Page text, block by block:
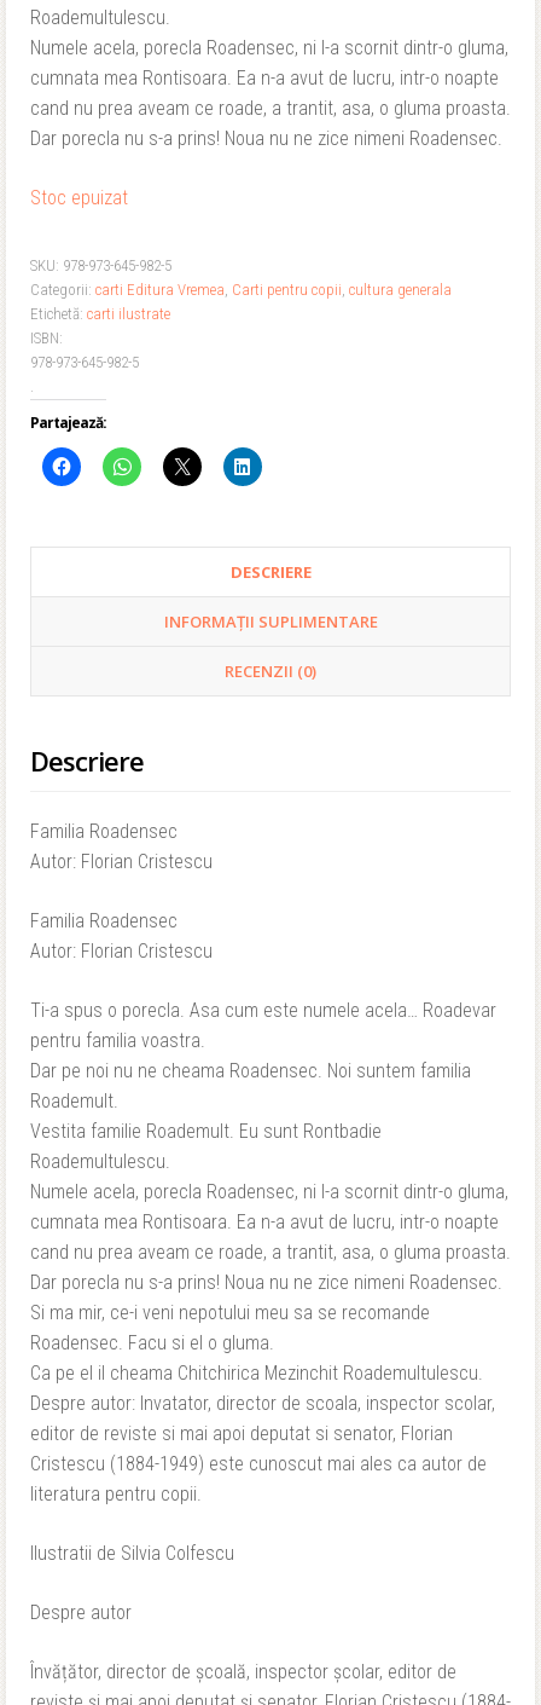
Roademultulescu.
Numele acela, porecla Roadensec, ni l-a scornit dintr-o gluma,
cumnata mea Rontisoara. Ea n-a avut de lucru, intr-o noapte
cand nu prea aveam ce roade, a trantit, asa, o gluma proasta.
Dar porecla nu s-a prins! Noua nu ne zice nimeni Roadensec.
Stoc epuizat
SKU: 978-973-645-982-5
Categorii: carti Editura Vremea Carti pentru copii cultura generala
Etichetă: carti ilustrate
ISBN:
978-973-645-982-5
Partajează:
DESCRIERE
INFORMAȚII SUPLIMENTARE
RECENZII (0)
Descriere
Familia Roadensec
Autor: Florian Cristescu
Familia Roadensec
Autor: Florian Cristescu
Ti-a spus o porecla. Asa cum este numele acela… Roadevar
pentru familia voastra.
Dar pe noi nu ne cheama Roadensec. Noi suntem familia
Roademult.
Vestita familie Roademult. Eu sunt Rontbadie
Roademultulescu.
Numele acela, porecla Roadensec, ni l-a scornit dintr-o gluma,
cumnata mea Rontisoara. Ea n-a avut de lucru, intr-o noapte
cand nu prea aveam ce roade, a trantit, asa, o gluma proasta.
Dar porecla nu s-a prins! Noua nu ne zice nimeni Roadensec.
Si ma mir, ce-i veni nepotului meu sa se recomande
Roadensec. Facu si el o gluma.
Ca pe el il cheama Chitchirica Mezinchit Roademultulescu.
Despre autor: Invatator, director de scoala, inspector scolar,
editor de reviste si mai apoi deputat si senator, Florian
Cristescu (1884-1949) este cunoscut mai ales ca autor de
literatura pentru copii.
Ilustratii de Silvia Colfescu
Despre autor
Învățător, director de școală, inspector școlar, editor de